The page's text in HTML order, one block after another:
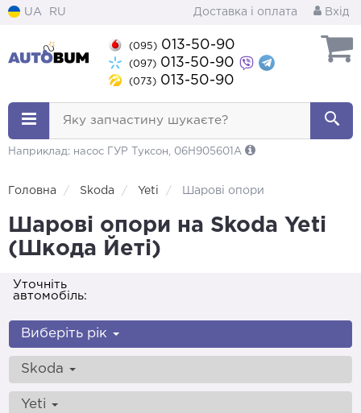
UA RU Доставка і оплата Вхід
(095) 013-50-90
(097) 013-50-90
(073) 013-50-90
Яку запчастину шукаєте?
Наприклад: насос ГУР Туксон, 06H905601A
Головна Skoda Yeti Шарові опори
Шарові опори на Skoda Yeti
(Шкода Йеті)
Уточніть
автомобіль:
Виберіть рік
Skoda
Yeti